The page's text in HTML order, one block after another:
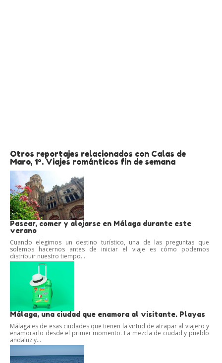
Otros reportajes relacionados con Calas de
Maro, 1º. Viajes románticos fin de semana
Pasear, comer y alojarse en Málaga durante este
verano
Cuando elegimos un destino turístico, una de las preguntas que
solemos hacernos antes de iniciar el viaje es cómo podemos
distribuir nuestro tiempo...
Málaga, una ciudad que enamora al visitante. Playas
Málaga es de esas ciudades que tienen la virtud de atrapar al viajero y
enamorarlo desde el primer momento. La mezcla de ciudad y pueblo
andaluz y...